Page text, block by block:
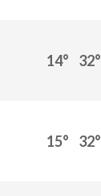
14° 32°
15° 32°